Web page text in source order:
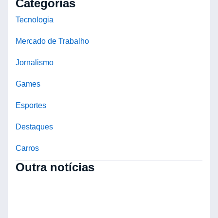
Categorias
Tecnologia
Mercado de Trabalho
Jornalismo
Games
Esportes
Destaques
Carros
Outra notícias